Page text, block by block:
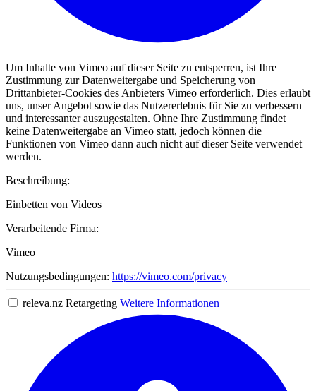
Um Inhalte von Vimeo auf dieser Seite zu entsperren, ist Ihre
Zustimmung zur Datenweitergabe und Speicherung von
Drittanbieter-Cookies des Anbieters Vimeo erforderlich. Dies erlaubt
uns, unser Angebot sowie das Nutzererlebnis für Sie zu verbessern
und interessanter auszugestalten. Ohne Ihre Zustimmung findet
keine Datenweitergabe an Vimeo statt, jedoch können die
Funktionen von Vimeo dann auch nicht auf dieser Seite verwendet
werden.
Beschreibung:
Einbetten von Videos
Verarbeitende Firma:
Vimeo
Nutzungsbedingungen: https://vimeo.com/privacy
releva.nz Retargeting Weitere Informationen